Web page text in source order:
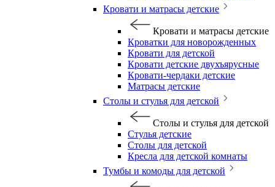
Кровати и матрасы детские
Кровати и матрасы детские
Кроватки для новорожденных
Кровати для детской
Кровати детские двухъярусные
Кровати-чердаки детские
Матрасы детские
Столы и стулья для детской
Столы и стулья для детской
Стулья детские
Столы для детской
Кресла для детской комнаты
Тумбы и комоды для детской